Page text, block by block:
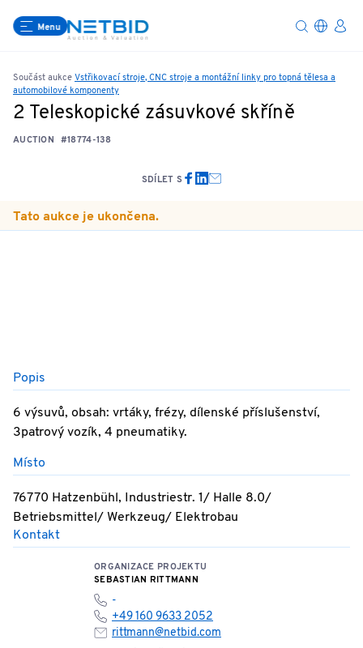
Menu
Součást aukce Vstřikovací stroje, CNC stroje a montážní linky pro topná tělesa a
automobilové komponenty
2 Teleskopické zásuvkové skříně
AUCTION #18774-138
SDÍLET S
Tato aukce je ukončena.
Popis
6 výsuvů, obsah: vrtáky, frézy, dílenské příslušenství,
3patrový vozík, 4 pneumatiky.
Místo
76770 Hatzenbühl, Industriestr. 1/ Halle 8.0/
Betriebsmittel/ Werkzeug/ Elektrobau
Kontakt
ORGANIZACE PROJEKTU
SEBASTIAN RITTMANN
-
+49 160 9633 2052
rittmann@netbid.com